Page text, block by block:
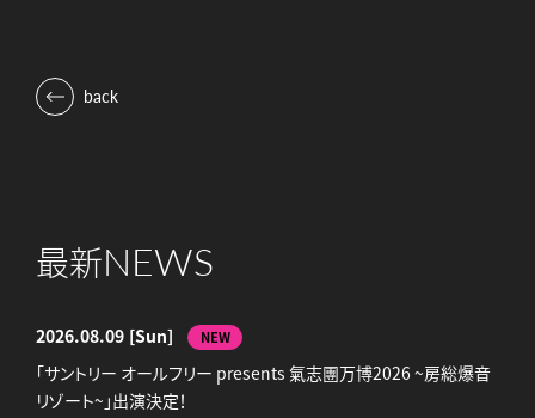
back
最新NEWS
2026.08.09 [Sun] NEW
「サントリー オールフリー presents 氣志團万博2026 ~房総爆音
リゾート~」出演決定！